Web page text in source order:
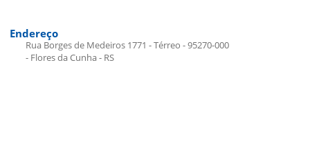
Endereço
Rua Borges de Medeiros 1771 - Térreo - 95270-000
- Flores da Cunha - RS